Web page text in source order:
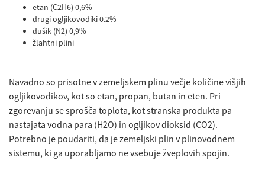
etan (C2H6) 0,6%
drugi ogljikovodiki 0.2%
dušik (N2) 0,9%
žlahtni plini
Navadno so prisotne v zemeljskem plinu večje količine višjih
ogljikovodikov, kot so etan, propan, butan in eten. Pri
zgorevanju se sprošča toplota, kot stranska produkta pa
nastajata vodna para (H2O) in ogljikov dioksid (CO2).
Potrebno je poudariti, da je zemeljski plin v plinovodnem
sistemu, ki ga uporabljamo ne vsebuje žveplovih spojin.